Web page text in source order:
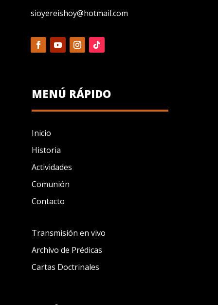
sioyereishoy@hotmail.com
MENÚ RÁPIDO
Inicio
Historia
Actividades
Comunión
Contacto
Transmisión en vivo
Archivo de Prédicas
Cartas Doctrinales